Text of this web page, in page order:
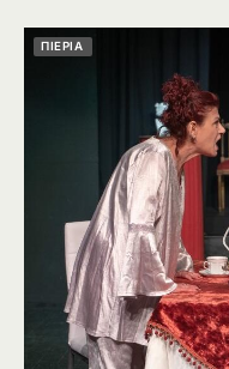
ΠΙΕΡΙΑ